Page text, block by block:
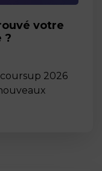
votre
?
2026